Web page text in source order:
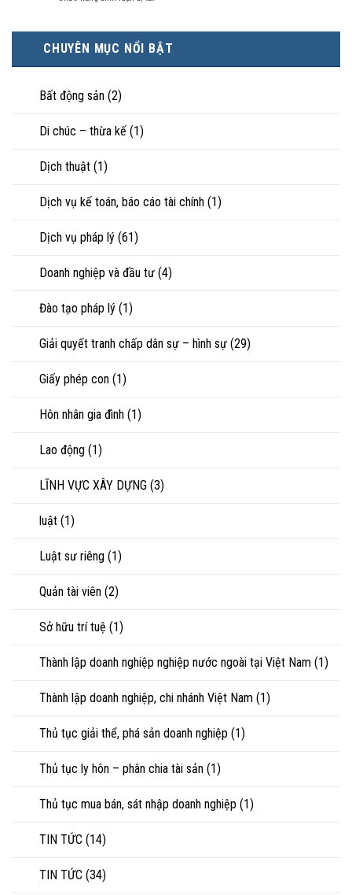
như
nào?
trực
tiếp
nuôi
hạnh
phúc:
Góc
tài
sản
chấp
CHUYÊN MỤC NỔI BẬT
Bất động sản (2)
Di chúc – thừa kế (1)
Dịch thuật (1)
Dịch vụ kế toán, báo cáo tài chính (1)
Dịch vụ pháp lý (61)
Doanh nghiệp và đầu tư (4)
Đào tạo pháp lý (1)
Giải quyết tranh chấp dân sự – hình sự (29)
Giấy phép con (1)
Hôn nhân gia đình (1)
Lao động (1)
LĨNH VỰC XÂY DỰNG (3)
luật (1)
Luật sư riêng (1)
Quản tài viên (2)
Sở hữu trí tuệ (1)
Thành lập doanh nghiệp nghiệp nước ngoài tại Việt Nam (1)
Thành lập doanh nghiệp, chi nhánh Việt Nam (1)
Thủ tục giải thể, phá sản doanh nghiệp (1)
Thủ tục ly hôn – phân chia tài sản (1)
Thủ tục mua bán, sát nhập doanh nghiệp (1)
TIN TỨC (14)
TIN TỨC (34)